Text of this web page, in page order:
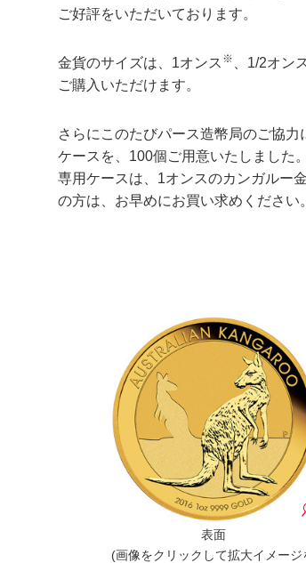
ご好評をいただいております。
金貨のサイズは、1オンス ※
、1/2オン
ご購入いただけます。
さらにこのたびパース造幣局のご協
ケースを、100個ご用意いたしました。
専用ケースは、1オンスのカンガルー
の方は、お早めにお買い求めください。
表面
(画像をクリックして拡大イメージ